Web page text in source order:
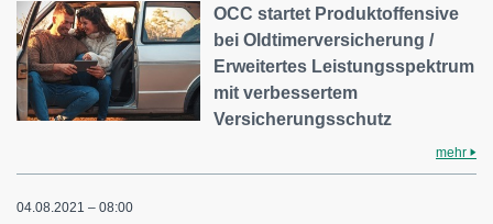
OCC startet Produktoffensive
bei Oldtimerversicherung /
Erweitertes Leistungsspektrum
mit verbessertem
Versicherungsschutz
mehr
04.08.2021 – 08:00